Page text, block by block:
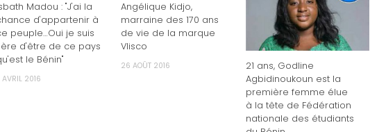
Madou : "J'ai la
d'appartenir à
peuple…Oui je suis
d'être de ce pays
le Bénin"
AVRIL 2016
Angélique Kidjo,
marraine des 170 ans
de vie de la marque
Vlisco
26 AOÛT 2016
21 ans, Godline
Agbidinoukoun est la
première femme élue
à la tête de Fédération
nationale des étudiants